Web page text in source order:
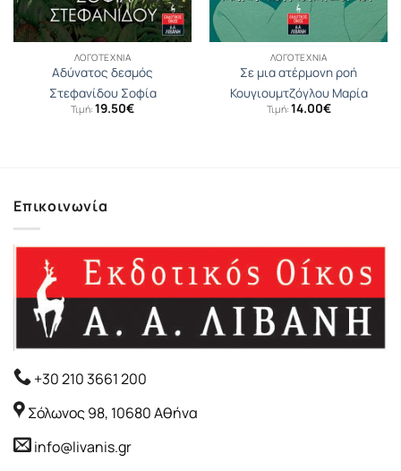
ΛΟΓΟΤΕΧΝΊΑ
Αδύνατος δεσμός
Στεφανίδου Σοφία
Τιμή: 19.50€
ΛΟΓΟΤΕΧΝΊΑ
Σε μια ατέρμονη ροή
Κουγιουµτζόγλου Μαρία
Τιμή: 14.00€
Επικοινωνία
+30 210 3661 200
Σόλωνος 98, 10680 Αθήνα
info@livanis.gr